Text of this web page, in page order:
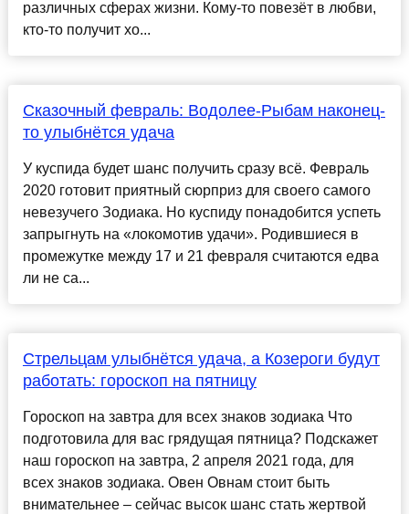
различных сферах жизни. Кому-то повезёт в любви,
кто-то получит хо...
Сказочный февраль: Водолее-Рыбам наконец-
то улыбнётся удача
У куспида будет шанс получить сразу всё. Февраль
2020 готовит приятный сюрприз для своего самого
невезучего Зодиака. Но куспиду понадобится успеть
запрыгнуть на «локомотив удачи». Родившиеся в
промежутке между 17 и 21 февраля считаются едва
ли не са...
Стрельцам улыбнётся удача, а Козероги будут
работать: гороскоп на пятницу
Гороскоп на завтра для всех знаков зодиака Что
подготовила для вас грядущая пятница? Подскажет
наш гороскоп на завтра, 2 апреля 2021 года, для
всех знаков зодиака. Овен Овнам стоит быть
внимательнее – сейчас высок шанс стать жертвой